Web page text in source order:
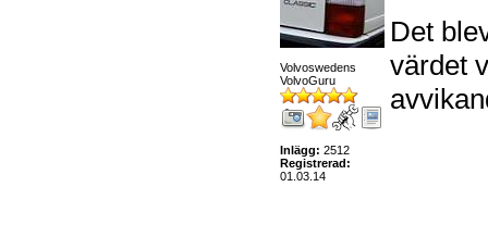
Volvoswedens
VolvoGuru
Inlägg: 2512
Registrerad:
01.03.14
Det
värdet